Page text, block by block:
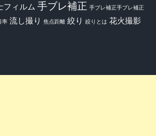
フィルム 手ブレ補正 手ブレ補正手ブレ補正
率 流し撮り 焦点距離 絞り 絞りとは 花火撮影